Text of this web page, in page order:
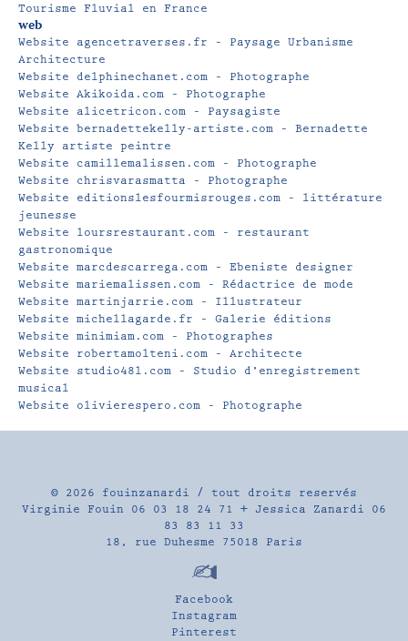
Tourisme Fluvial en France
web
Website agencetraverses.fr – Paysage Urbanisme
Architecture
Website delphinechanet.com – Photographe
Website Akikoida.com – Photographe
Website alicetricon.com – Paysagiste
Website bernadettekelly-artiste.com – Bernadette
Kelly artiste peintre
Website camillemalissen.com – Photographe
Website chrisvarasmatta – Photographe
Website editionslesfourmisrouges.com – littérature
jeunesse
Website loursrestaurant.com – restaurant
gastronomique
Website marcdescarrega.com – Ebeniste designer
Website mariemalissen.com – Rédactrice de mode
Website martinjarrie.com – Illustrateur
Website michellagarde.fr – Galerie éditions
Website minimiam.com – Photographes
Website robertamolteni.com – Architecte
Website studio48l.com – Studio d’enregistrement
musical
Website olivierespero.com – Photographe
© 2026 fouinzanardi / tout droits reservés
Virginie Fouin 06 03 18 24 71 + Jessica Zanardi 06
83 83 11 33
18, rue Duhesme 75018 Paris
Facebook
Instagram
Pinterest